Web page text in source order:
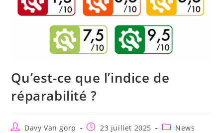
Qu’est-ce que l’indice de
réparabilité ?
Davy Van gorp 23 juillet 2025 News